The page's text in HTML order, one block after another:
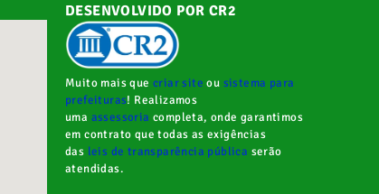
DESENVOLVIDO POR CR2
Muito mais quecriar site ou sistema para
prefeituras! Realizamos
uma assessoria completa, onde garantimos
em contrato que todas as exigências
das leis de transparência pública serão
atendidas.